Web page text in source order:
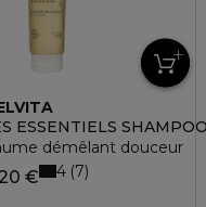
ESSENTIELS
démêlant douceur
€ 4 7